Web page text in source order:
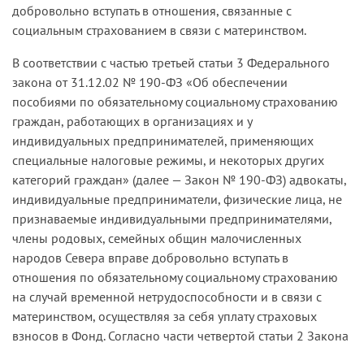
добровольно вступать в отношения, связанные с
социальным страхованием в связи с материнством.
В соответствии с частью третьей статьи 3 Федерального
закона от 31.12.02 № 190-ФЗ «Об обеспечении
пособиями по обязательному социальному страхованию
граждан, работающих в организациях и у
индивидуальных предпринимателей, применяющих
специальные налоговые режимы, и некоторых других
категорий граждан» (далее — Закон № 190-ФЗ) адвокаты,
индивидуальные предприниматели, физические лица, не
признаваемые индивидуальными предпринимателями,
члены родовых, семейных общин малочисленных
народов Севера вправе добровольно вступать в
отношения по обязательному социальному страхованию
на случай временной нетрудоспособности и в связи с
материнством, осуществляя за себя уплату страховых
взносов в Фонд. Согласно части четвертой статьи 2 Закона